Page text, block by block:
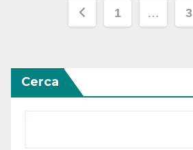
Paginazione
articoli
1 … 3
Cerca